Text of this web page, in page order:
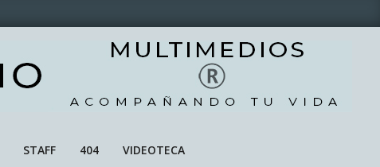
STAFF 404 VIDEOTECA